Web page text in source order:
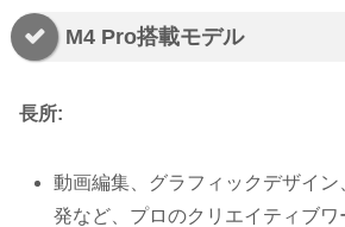
M4 Pro搭載モデル
長所:
動画編集、グラフィックデザイン
発など、プロのクリエイティブ